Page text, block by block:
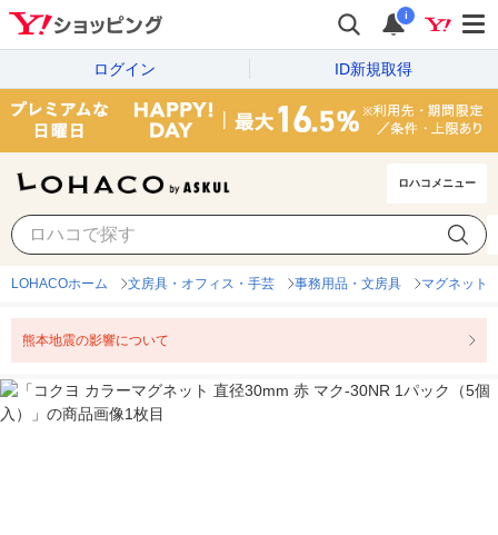
i
ログイン ID新規取得
ロハコメニュー
LOHACOホーム 文房具・オフィス・手芸 事務用品・文房具 マグネット
熊本地震の影響について